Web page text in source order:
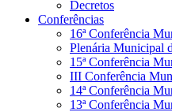
Decretos
Conferências
16ª Conferência
Plenária Municipal
15ª Conferência
III Conferência
14ª Conferência
13ª Conferência